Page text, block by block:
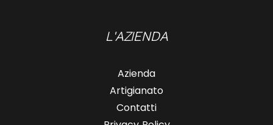
L'AZIENDA
Azienda
Artigianato
Contatti